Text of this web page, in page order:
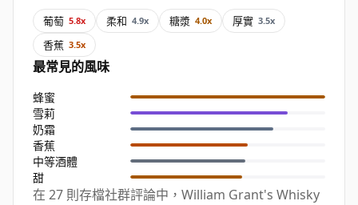
葡萄 5.8x 柔和 4.9x 糖漿 4.0x 厚實 3.5x
香蕉 3.5x
最常見的風味
蜂蜜
雪莉
奶霜
香蕉
中等酒體
甜
在 27 則存檔社群評論中，William Grant's Whisky